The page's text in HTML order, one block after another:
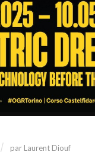
/ par Laurent Diouf